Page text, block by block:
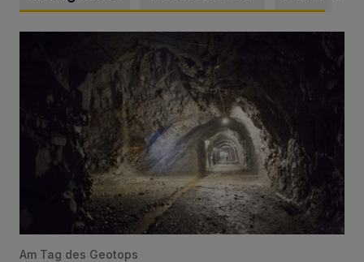
Am Tag des Geotops